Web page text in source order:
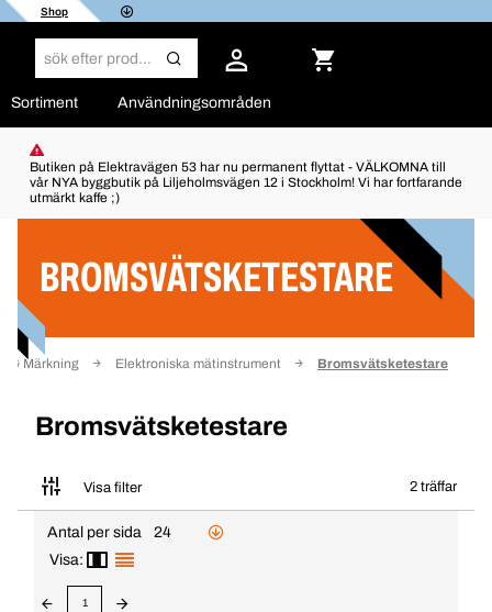
Shop
Sortiment Användningsområden
Butiken på Elektravägen 53 har nu permanent flyttat - VÄLKOMNA till
vår NYA byggbutik på Liljeholmsvägen 12 i Stockholm! Vi har fortfarande
utmärkt kaffe ;)
BROMSVÄTSKETESTARE
& Märkning Elektroniska mätinstrument Bromsvätsketestare
Bromsvätsketestare
Visa filter 2 träffar
Filter
Antal per sida
24
Visa:
1